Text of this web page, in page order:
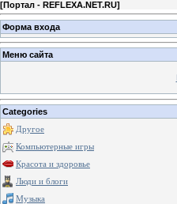
[Портал - REFLEXA.NET.RU]
Форма входа
Меню сайта
Categories
Другое
Компьютерные игры
Красота и здоровье
Люди и блоги
Музыка